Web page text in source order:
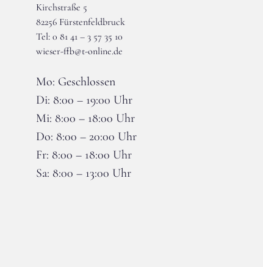
Kirchstraße 5
82256 Fürstenfeldbruck
Tel: 0 81 41 – 3 57 35 10
wieser-ffb@t-online.de
Mo: Geschlossen
Di: 8:00 – 19:00 Uhr
Mi: 8:00 – 18:00 Uhr
Do: 8:00 – 20:00 Uhr
Fr: 8:00 – 18:00 Uhr
Sa: 8:00 – 13:00 Uhr